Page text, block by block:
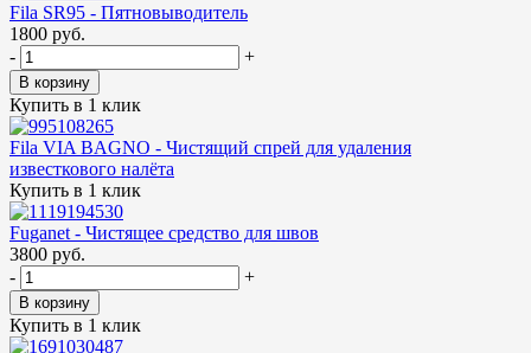
Fila SR95 - Пятновыводитель
1800 руб.
-
+
В корзину
Купить в 1 клик
Fila VIA BAGNO - Чистящий спрей для удаления
известкового налёта
Купить в 1 клик
Fuganet - Чистящее средство для швов
3800 руб.
-
+
В корзину
Купить в 1 клик